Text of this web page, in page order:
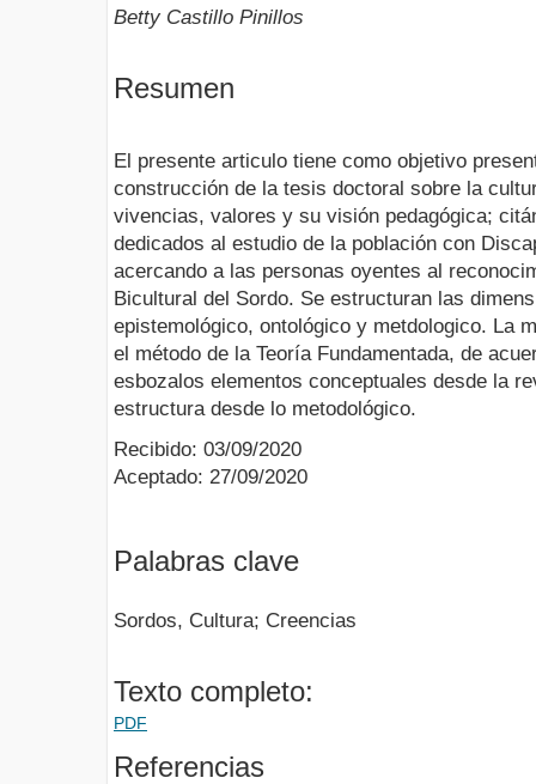
Betty Castillo Pinillos
Resumen
El presente articulo tiene como objetivo
construcción de la tesis doctoral sobre la
vivencias, valores y su visión pedagógica;
dedicados al estudio de la población con
acercando a las personas oyentes al
Bicultural del Sordo. Se estructuran las
epistemológico, ontológico y metdologico. La
el método de la Teoría Fundamentada, de
esbozalos elementos conceptuales desde la
estructura desde lo metodológico.
Recibido: 03/09/2020
Aceptado: 27/09/2020
Palabras clave
Sordos, Cultura; Creencias
Texto completo:
PDF
Referencias